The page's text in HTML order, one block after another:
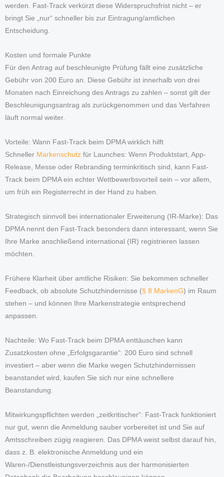
werden. Fast-Track verkürzt diese Widerspruchsfrist nicht – er
bringt Sie „nur“ schneller bis zur Eintragung/amtlichen
Entscheidung.
Kosten und formale Punkte
Für den Antrag auf beschleunigte Prüfung fällt eine zusätzliche
Gebühr von 200 Euro an. Diese Gebühr ist innerhalb von drei
Monaten nach Einreichung des Antrags zu zahlen – sonst gilt der
Beschleunigungsantrag als zurückgenommen und das Verfahren
läuft normal weiter.
Vorteile: Wann Fast-Track beim DPMA wirklich hilft
Schneller Markenschutz für Launches: Wenn Produktstart, App-
Release, Messe oder Rebranding terminkritisch sind, kann Fast-
Track beim DPMA ein echter Wettbewerbsvorteil sein – vor allem,
um früh ein Registerrecht in der Hand zu haben.
Strategisch sinnvoll bei internationaler Erweiterung (IR-Marke): Das
DPMA nennt den Fast-Track besonders dann interessant, wenn Sie
Ihre Marke anschließend international (IR) registrieren lassen
möchten.
Frühere Klarheit über amtliche Risiken: Sie bekommen schneller
Feedback, ob absolute Schutzhindernisse (§ 8 MarkenG) im Raum
stehen – und können Ihre Markenstrategie entsprechend
anpassen.
Nachteile: Wo Fast-Track beim DPMA enttäuschen kann
Zusatzkosten ohne „Erfolgsgarantie“: 200 Euro sind schnell
investiert – aber wenn die Marke wegen Schutzhindernissen
beanstandet wird, kaufen Sie sich nur eine schnellere
Beanstandung.
Mitwirkungspflichten werden „zeitkritischer“: Fast-Track funktioniert
nur gut, wenn die Anmeldung sauber vorbereitet ist und Sie auf
Amtsschreiben zügig reagieren. Das DPMA weist selbst darauf hin,
dass z. B. elektronische Anmeldung und ein
Waren-/Dienstleistungsverzeichnis aus der harmonisierten